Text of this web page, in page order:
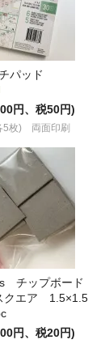
パッド
円、税50円)
5枚) 両面印刷
チップボード
クエア 1.5×1.5
円、税20円)